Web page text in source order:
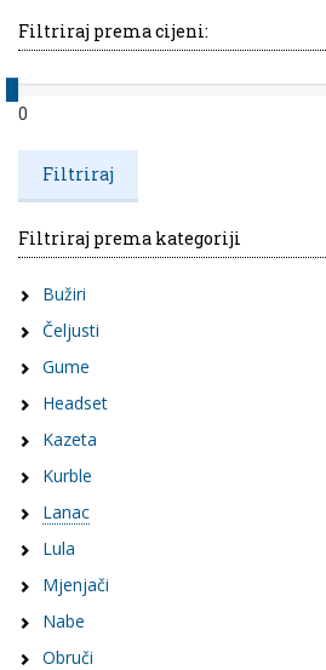
Filtriraj prema cijeni:
0
Filtriraj prema kategoriji
Bužiri
Čeljusti
Gume
Headset
Kazeta
Kurble
Lanac
Lula
Mjenjači
Nabe
Obruči